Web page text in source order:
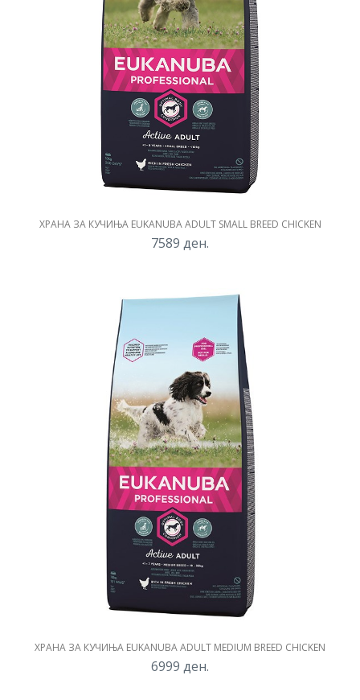
ХРАНА ЗА КУЧИЊА EUKANUBA ADULT SMALL BREED CHICKEN
7589 ден.
ХРАНА ЗА КУЧИЊА EUKANUBA ADULT MEDIUM BREED CHICKEN
6999 ден.